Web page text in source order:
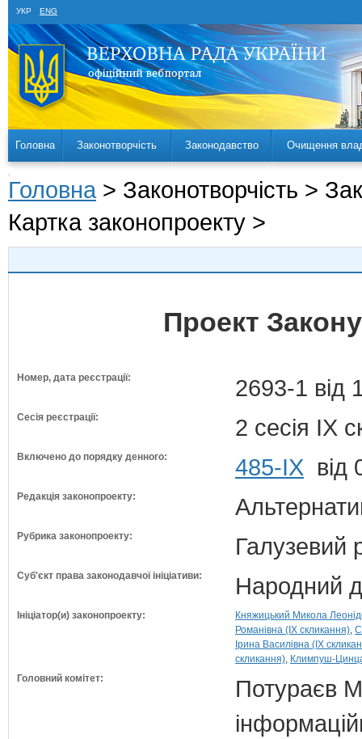
УКР ENG
Головна Законотворчість Законодавство Очищення
Головна > Законотворчість >
Картка законопроекту >
Проект
Номер, дата реєстрації: 2693-1 від
Сесія реєстрації: 2 сесія IX
Включено до порядку денного: 485-ІХ від
Редакція законопроекту:
Рубрика законопроекту: Галузевий
Суб'єкт права законодавчої ініціативи: Народний
Ініціатор(и) законопроекту:
Княжицький Микола
Романівна (IX скликання)
Ірина Василівна (IX
скликання) Климпуш-
Головний комітет:
Потураєв